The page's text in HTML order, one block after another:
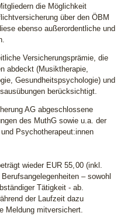
die Möglichkeit
über den ÖBM
ebenso außerordentliche und
Versicherungsprämie, die
abdeckt (Musiktherapie,
Gesundheitspsychologie) und
berücksichtigt.
AG abgeschlossene
des MuthG sowie u.a. der
Psychotherapeut:innen
wieder EUR 55,00(inkl.
– sowohl
Tätigkeit - ab.
der Laufzeit dazu
Meldung mitversichert.